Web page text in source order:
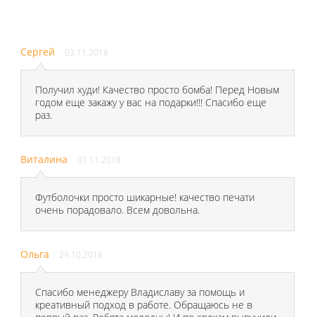
Сергей 03.11.2018
Получил худи! Качество просто бомба! Перед Новым
годом еще закажу у вас на подарки!!! Спасибо еще
раз.
Виталина 01.11.2018
Футболочки просто шикарные! качество печати
очень порадовало. Всем довольна.
Ольга 29.10.2018
Спасибо менеджеру Владиславу за помощь и
креативный подход в работе. Обращаюсь не в